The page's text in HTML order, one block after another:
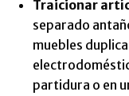
Traicionar
separado
muebles
partidura o en